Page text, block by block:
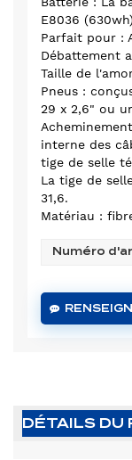
E8036
Parfait pour :
Débattement
Taille de
Pneus :
29 x 2,6" ou
interne des
tige de selle
La tige de
31,6.
Matériau :
Numéro
DÉTAILS DU